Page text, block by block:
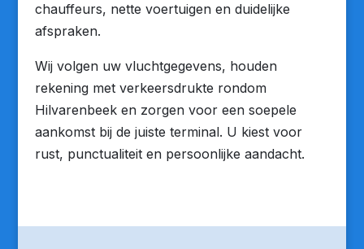
chauffeurs, nette voertuigen en duidelijke
afspraken.
Wij volgen uw vluchtgegevens, houden
rekening met verkeersdrukte rondom
Hilvarenbeek en zorgen voor een soepele
aankomst bij de juiste terminal. U kiest voor
rust, punctualiteit en persoonlijke aandacht.